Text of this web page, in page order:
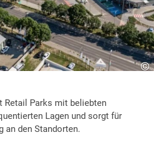
©
Retail Parks mit beliebten
Lagen und sorgt für
an den Standorten.